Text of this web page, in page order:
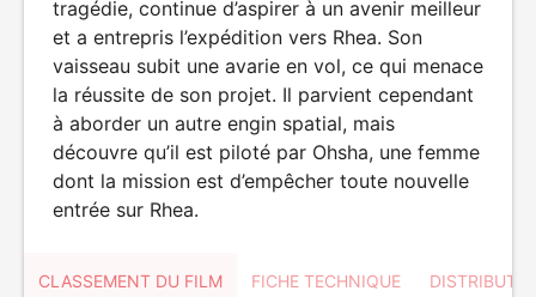
tragédie, continue d’aspirer à un avenir meilleur
et a entrepris l’expédition vers Rhea. Son
vaisseau subit une avarie en vol, ce qui menace
la réussite de son projet. Il parvient cependant
à aborder un autre engin spatial, mais
découvre qu’il est piloté par Ohsha, une femme
dont la mission est d’empêcher toute nouvelle
entrée sur Rhea.
CLASSEMENT DU FILM FICHE TECHNIQUE